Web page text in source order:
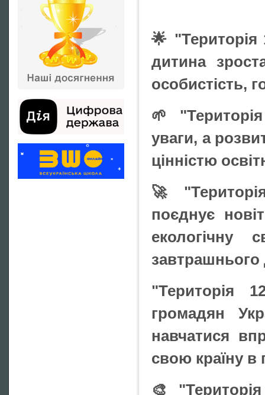
🌟
дитина
особистість,
🌱
уваги, а
цінністю
🚀
поєднує
екологічну
завтрашнього
"Територія
громадян
навчатися
свою країну в
🎨